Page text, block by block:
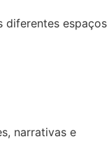
diferentes espaços
narrativas e